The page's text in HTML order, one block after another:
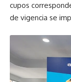
cupos
de vigencia se